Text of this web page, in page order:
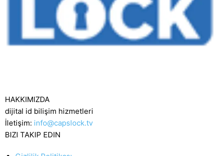
HAKKIMIZDA
dijital id bilişim hizmetleri
İletişim: info@capslock.tv
BIZI TAKIP EDIN